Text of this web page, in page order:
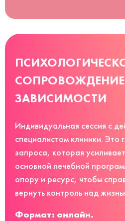
СОПРОВОЖДЕНИЕ
ЗАВИСИМОСТИ
Индивидуальная сессия с
специалистом клиники. Это
запроса, которая
основной лечебной
опору и ресурс, чтобы
вернуть контроль над
Формат: онлайн.